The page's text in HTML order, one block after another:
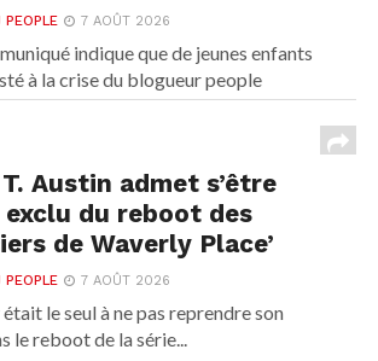
PEOPLE 7 AOÛT 2026
indique que de jeunes enfants
à la crise du blogueur people
Austin admet s’être
du reboot des
de Waverly Place’
PEOPLE 7 AOÛT 2026
le seul à ne pas reprendre son
le reboot de la série...